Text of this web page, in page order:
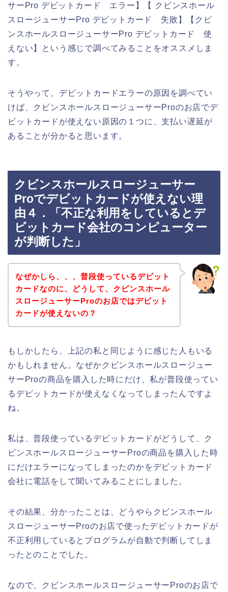
サーPro デビットカード エラー】【 クビンスホール
スロージューサーPro デビットカード 失敗】【クビ
ンスホールスロージューサーPro デビットカード 使
えない】という感じで調べてみることをオススメしま
す。
そうやって、デビットカードエラーの原因を調べてい
けば、クビンスホールスロージューサーProのお店でデ
ビットカードが使えない原因の１つに、支払い遅延が
あることが分かると思います。
クビンスホールスロージューサー
Proでデビットカードが使えない理
由４．「不正な利用をしているとデ
ビットカード会社のコンピューター
が判断した」
なぜかしら、、、普段使っているデビット
カードなのに、どうして、クビンスホール
スロージューサーProのお店ではデビット
カードが使えないの？
もしかしたら、上記の私と同じように感じた人もいる
かもしれません。なぜかクビンスホールスロージュー
サーProの商品を購入した時にだけ、私が普段使ってい
るデビットカードが使えなくなってしまったんですよ
ね。
私は、普段使っているデビットカードがどうして、ク
ビンスホールスロージューサーProの商品を購入した時
にだけエラーになってしまったのかをデビットカード
会社に電話をして聞いてみることにしました。
その結果、分かったことは、どうやらクビンスホール
スロージューサーProのお店で使ったデビットカードが
不正利用しているとプログラムが自動で判断してしま
ったとのことでした。
なので、クビンスホールスロージューサーProのお店で